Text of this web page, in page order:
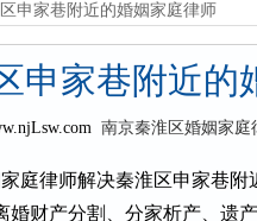
申家巷附近的婚姻家庭律师
申家巷附近的
南京秦淮区婚姻家庭
庭律师解决秦淮区申家巷
婚财产分割、分家析产、遗